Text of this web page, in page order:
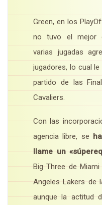
Green, en los
no tuvo el mejor
varias jugadas
jugadores, lo cual
partido de las
Cavaliers.
Con las
agencia libre, se
llame un
Big Three de
Angeles Lakers de
aunque la actitud